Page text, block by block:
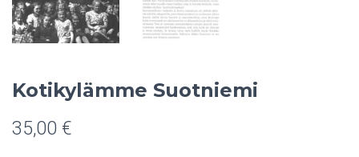
Kotikylämme Suotniemi
35,00 €